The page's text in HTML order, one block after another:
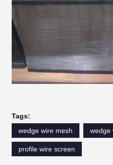
Tags:
wedge wire mesh
wedge
profile wire screen